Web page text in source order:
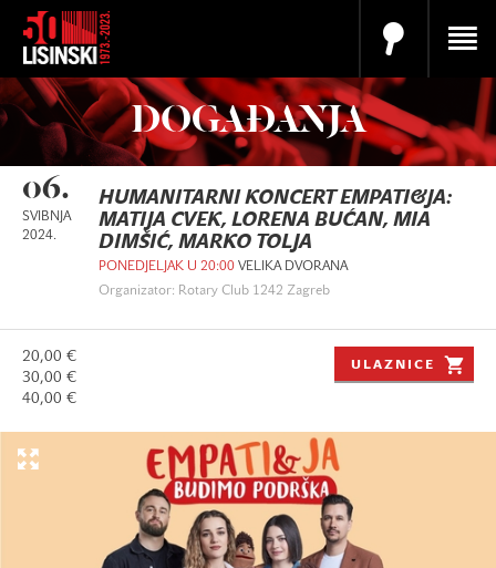
DOGAĐANJA
06.
SVIBNJA
2024.
HUMANITARNI KONCERT EMPATI&JA:
MATIJA CVEK, LORENA BUĆAN, MIA
DIMŠIĆ, MARKO TOLJA
PONEDJELJAK U 20:00 VELIKA DVORANA
Organizator: Rotary Club 1242 Zagreb
20,00 €
30,00 €
40,00 €
ULAZNICE